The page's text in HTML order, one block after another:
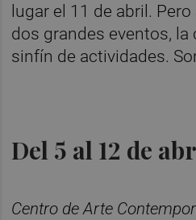
lugar el 11 de abril.
dos grandes eventos, la
sinfín de actividades.
Del 5 al 12 de
Centro de Arte